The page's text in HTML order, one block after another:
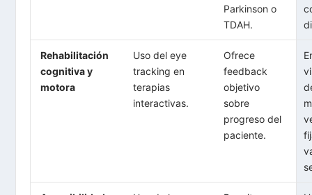
Parkinson o
TDAH.
Rehabilitación
cognitiva y
motora
Uso del eye
tracking en
terapias
interactivas.
Ofrece
feedback
objetivo
sobre
progreso del
paciente.